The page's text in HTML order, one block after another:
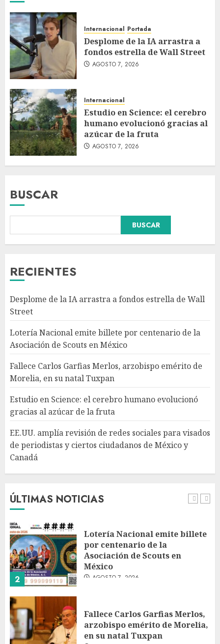
Internacional Portada
Desplome de la IA arrastra a
fondos estrella de Wall Street
AGOSTO 7, 2026
Internacional
Estudio en Science: el cerebro
humano evolucionó gracias al
azúcar de la fruta
AGOSTO 7, 2026
BUSCAR
BUSCAR
RECIENTES
Desplome de la IA arrastra a fondos estrella de Wall
Street
Lotería Nacional emite billete por centenario de la
Asociación de Scouts en México
Fallece Carlos Garfias Merlos, arzobispo emérito de
Morelia, en su natal Tuxpan
Estudio en Science: el cerebro humano evolucionó
gracias al azúcar de la fruta
EE.UU. amplía revisión de redes sociales para visados
de periodistas y ciertos ciudadanos de México y
Canadá
ÚLTIMAS NOTICIAS
3
Fallece Carlos Garfias Merlos,
arzobispo emérito de Morelia,
4
humano evolucionó gracias al
azúcar de la fruta
AGOSTO 7, 2026
EE.UU. amplía revisión de
periodistas y ciertos
ciudadanos de México y
Canadá
AGOSTO 7, 2026
1
fondos estrella de Wall Street
2
Lotería Nacional emite billete
por centenario de la
Asociación de Scouts en
México
AGOSTO 7, 2026
Fallece Carlos Garfias Merlos,
arzobispo emérito de Morelia,
en su natal Tuxpan